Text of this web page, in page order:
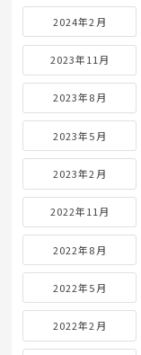
2024年2月
2023年11月
2023年8月
2023年5月
2023年2月
2022年11月
2022年8月
2022年5月
2022年2月